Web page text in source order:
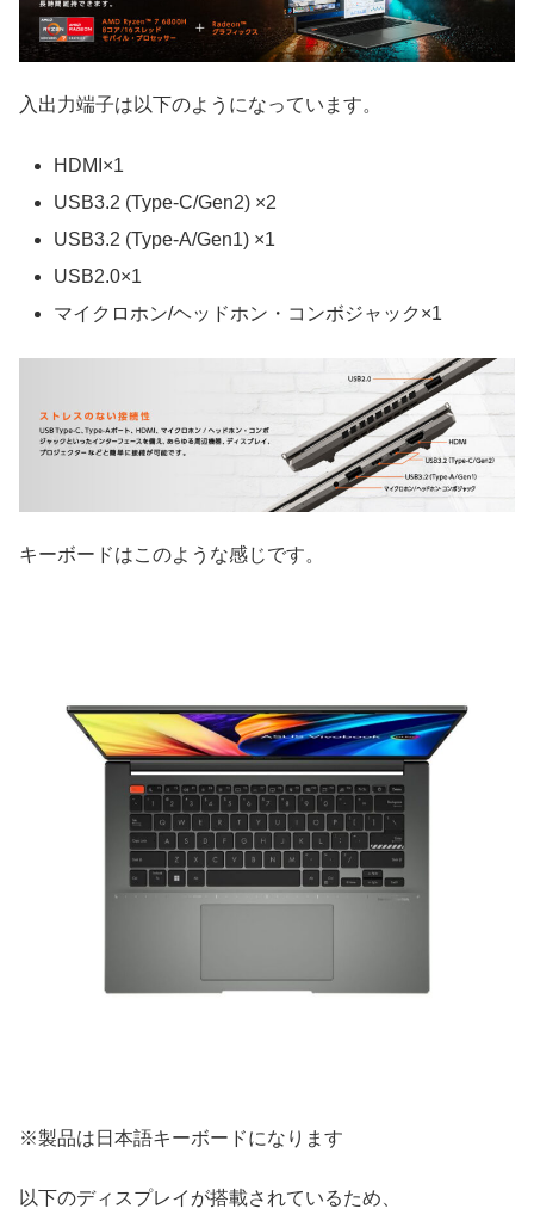
入出力端子は以下のようになっています。
HDMI×1
USB3.2 (Type-C/Gen2) ×2
USB3.2 (Type-A/Gen1) ×1
USB2.0×1
マイクロホン/ヘッドホン・コンボジャック×1
キーボードはこのような感じです。
※製品は日本語キーボードになります
以下のディスプレイが搭載されているため、